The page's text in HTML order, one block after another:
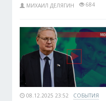
МИХАИЛ ДЕЛЯГИН 684
08.12.2025 23:52 СОБЫТИЯ